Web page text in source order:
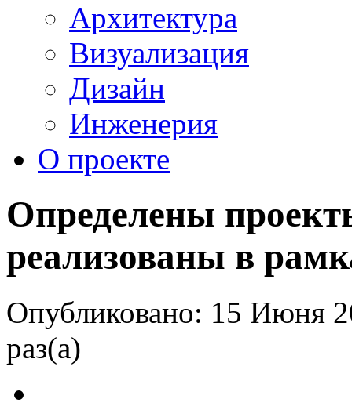
Архитектура
Визуализация
Дизайн
Инженерия
О проекте
Определены
реализованы в
Опубликовано: 15 Июня
раз(а)